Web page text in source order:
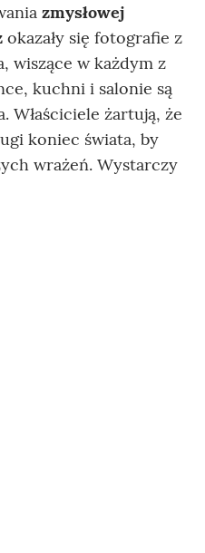
zmysłowej
okazały się fotografie z
wiszące w każdym z
kuchni i salonie są
Właściciele żartują, że
koniec świata, by
wrażeń. Wystarczy